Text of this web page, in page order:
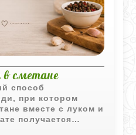
в сметане
способ
при котором
вместе с луком и
получается
мягким вкусом и